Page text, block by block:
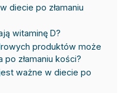
diecie po złamaniu
witaminę D?
produktów może
po złamaniu kości?
ważne w diecie po